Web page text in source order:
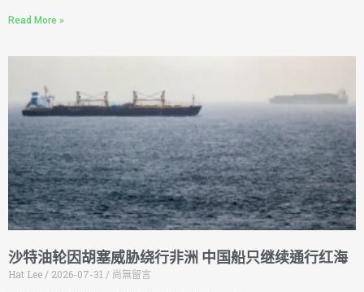
Read More »
沙特油轮因胡塞威胁绕行非洲 中国船只继续通行红海
Hat Lee 2026-07-31
尚無留言